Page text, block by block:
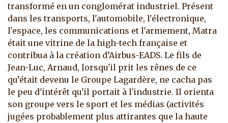
transformé en un conglomérat industriel. Présent
dans les transports, l'automobile, l'électronique,
l'espace, les communications et l'armement, Matra
était une vitrine de la high-tech française et
contribua à la création d’Airbus-EADS. Le fils de
Jean-Luc, Arnaud, lorsqu'il prit les rênes de ce
qu’était devenu le Groupe Lagardère, ne cacha pas
le peu d'intérêt qu'il portait à l'industrie. Il orienta
son groupe vers le sport et les médias (activités
jugées probablement plus attirantes que la haute